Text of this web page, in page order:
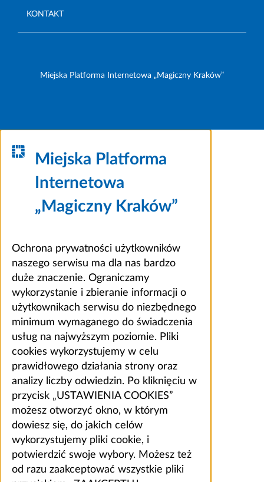
KONTAKT
Miejska Platforma Internetowa „Magiczny Kraków”
Miejska Platforma
Internetowa
„Magiczny Kraków”
Ochrona prywatności użytkowników
naszego serwisu ma dla nas bardzo
duże znaczenie. Ograniczamy
wykorzystanie i zbieranie informacji o
użytkownikach serwisu do niezbędnego
minimum wymaganego do świadczenia
usług na najwyższym poziomie. Pliki
cookies wykorzystujemy w celu
prawidłowego działania strony oraz
analizy liczby odwiedzin. Po kliknięciu w
przycisk „USTAWIENIA COOKIES”
możesz otworzyć okno, w którym
dowiesz się, do jakich celów
wykorzystujemy pliki cookie, i
potwierdzić swoje wybory. Możesz też
od razu zaakceptować wszystkie pliki